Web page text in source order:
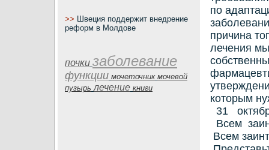
>> Швеция поддержит внедрение
реформ в Молдове
почки заболевание
функции мочеточник мочевой
пузырь лечение книги
по
причина
лечения
которым
31
Всем
Всем